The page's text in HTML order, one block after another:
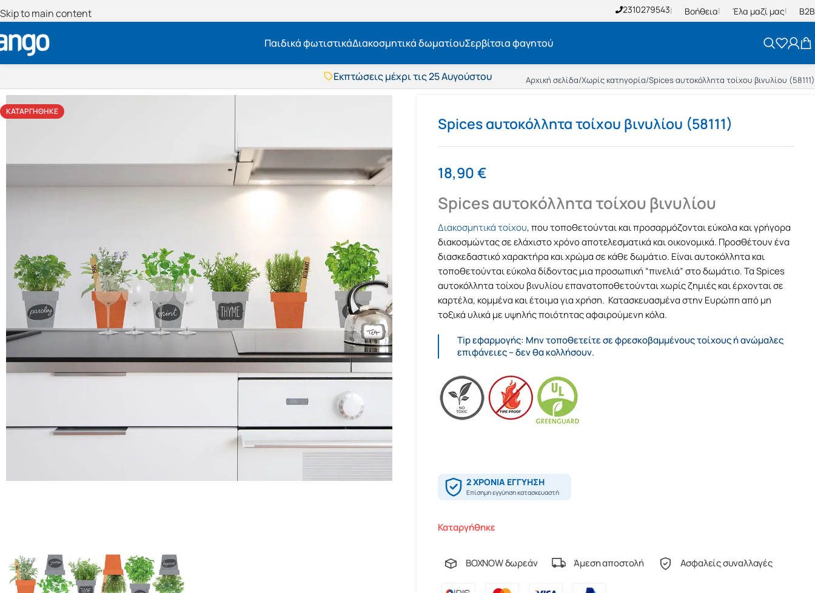
Skip to main content 2310279543 Βοήθεια Έλα μαζί μας B2B
Παιδικά φωτιστικάΔιακοσμητικά δωματίουΣερβίτσια φαγητού
Εκπτώσεις μέχρι τις 25 Αυγούστου
Δωρεάν μεταφορικά
Εκπτώσεις μέχρι τις 25 Αυγούστου
BOXNOW αποστολή
Άμεση παράδοση
Αρχική σελίδα/Χωρίς κατηγορία/Spices αυτοκόλλητα τοίχου βινυλίου (58111)
ΚΑΤΑΡΓΉΘΗΚΕ
Spices αυτοκόλλητα τοίχου βινυλίου (58111)
18,90€
Spices αυτοκόλλητα τοίχου βινυλίου
Διακοσμητικά τοίχου, που τοποθετούνται και προσαρμόζονται εύκολα και γρήγορα
διακοσμώντας σε ελάχιστο χρόνο αποτελεσματικά και οικονομικά. Προσθέτουν ένα
διασκεδαστικό χαρακτήρα και χρώμα σε κάθε δωμάτιο. Είναι αυτοκόλλητα και
τοποθετούνται εύκολα δίδοντας μια προσωπική “πινελιά” στο δωμάτιο. Τα Spices
αυτοκόλλητα τοίχου βινυλίου επανατοποθετούνται χωρίς ζημιές και έρχονται σε
καρτέλα, κομμένα και έτοιμα για χρήση. Κατασκευασμένα στην Ευρώπη από μη
τοξικά υλικά με υψηλής ποιότητας αφαιρούμενη κόλα.
Tip εφαρμογής: Μην τοποθετείτε σε φρεσκοβαμμένους τοίχους ή ανώμαλες
επιφάνειες – δεν θα κολλήσουν.
Καταργήθηκε
BOXNOW δωρεάν Άμεση αποστολή Ασφαλείς συναλλαγές